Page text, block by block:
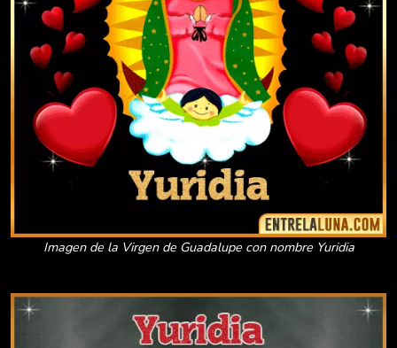
Imagen de la Virgen de Guadalupe con nombre Yuridia